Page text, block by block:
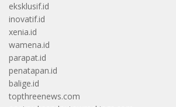
eksklusif.id
inovatif.id
xenia.id
wamena.id
parapat.id
penatapan.id
balige.id
topthreenews.com